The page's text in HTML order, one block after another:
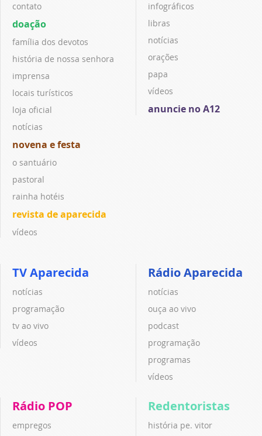
contato
doação
família dos devotos
história de nossa senhora
imprensa
locais turísticos
loja oficial
notícias
novena e festa
o santuário
pastoral
rainha hotéis
revista de aparecida
vídeos
infográficos
libras
notícias
orações
papa
vídeos
anuncie no A12
TV Aparecida
notícias
programação
tv ao vivo
vídeos
Rádio Aparecida
notícias
ouça ao vivo
podcast
programação
programas
vídeos
Rádio POP
empregos
Redentoristas
história pe. vitor